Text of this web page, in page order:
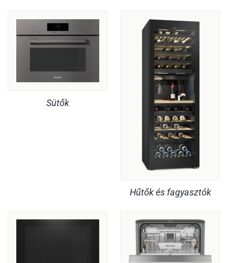
Sütők
Hűtők és fagyasztók